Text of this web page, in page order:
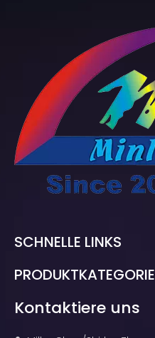
SCHNELLE LINKS
PRODUKTKATEGORIE
Kontaktiere uns